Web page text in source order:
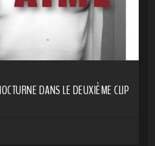
DANS LE DEUXIÈME CLIP